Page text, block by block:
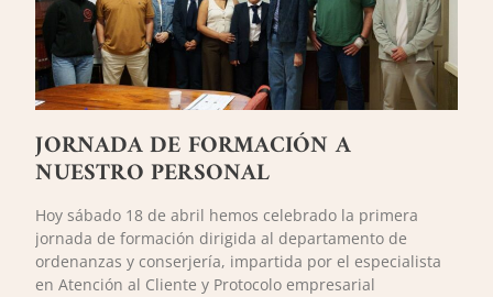
JORNADA DE FORMACIÓN A
NUESTRO PERSONAL
Hoy sábado 18 de abril hemos celebrado la primera
jornada de formación dirigida al departamento de
ordenanzas y conserjería, impartida por el especialista
en Atención al Cliente y Protocolo empresarial